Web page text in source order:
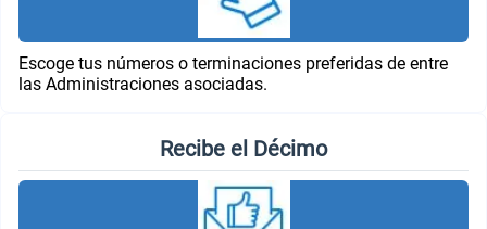
Escoge tus números o terminaciones preferidas de entre
las Administraciones asociadas.
Recibe el Décimo